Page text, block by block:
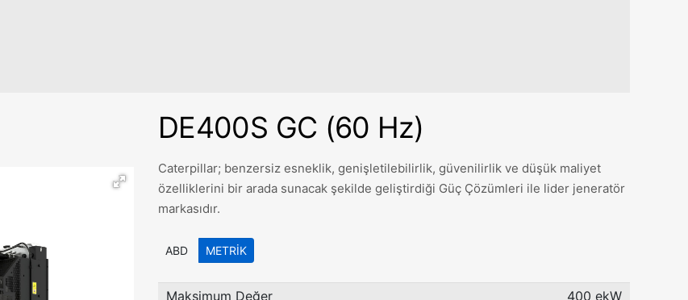
DE400S GC (60 Hz)
Caterpillar; benzersiz esneklik, genişletilebilirlik, güvenilirlik ve düşük maliyet
özelliklerini bir arada sunacak şekilde geliştirdiği Güç Çözümleri ile lider jeneratör
markasıdır.
ABD METRIK
Maksimum Değer
400 ekW